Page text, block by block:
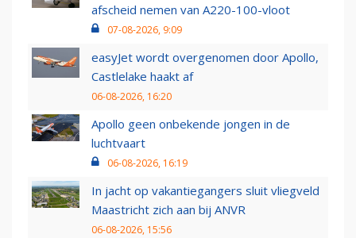
afscheid nemen van A220-100-vloot
07-08-2026, 9:09
easyJet wordt overgenomen door Apollo,
Castlelake haakt af
06-08-2026, 16:20
Apollo geen onbekende jongen in de
luchtvaart
06-08-2026, 16:19
In jacht op vakantiegangers sluit vliegveld
Maastricht zich aan bij ANVR
06-08-2026, 15:56